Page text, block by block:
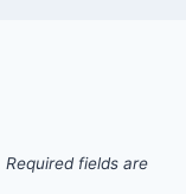
Required fields are